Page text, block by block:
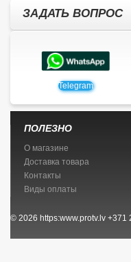
ЗАДАТЬ ВОПРОС
Telegram
ПОЛЕЗНО
О магазине
Доставка товара
Контакты
Виды оплаты
© 2026 https:www.protv.lv +371